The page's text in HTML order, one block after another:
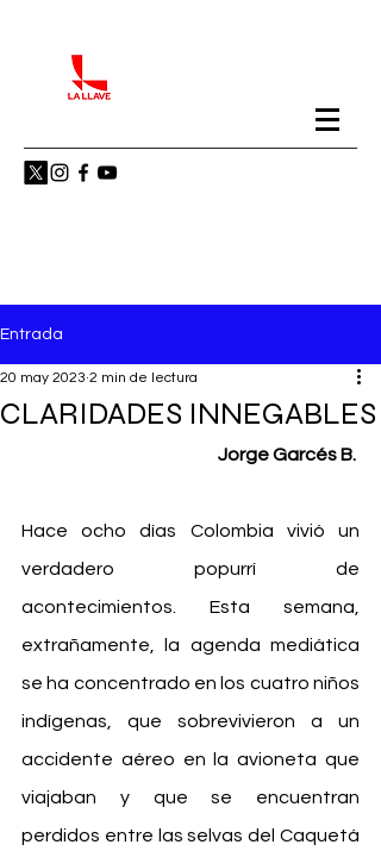
Entrada
CLARIDADES INNEGABLES
20 may 2023 2 min de lectura
Jorge Garcés B.
Hace ocho días Colombia vivió un
verdadero popurrí de
acontecimientos. Esta semana,
extrañamente, la agenda mediática
se ha concentrado en los cuatro niños
indígenas, que sobrevivieron a un
accidente aéreo en la avioneta que
viajaban y que se encuentran
perdidos entre las selvas del Caquetá